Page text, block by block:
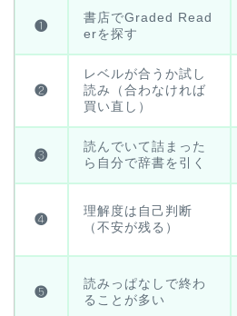
❶
書店でGraded Read
erを探す
❷
レベルが合うか試し
読み（合わなければ
買い直し）
❸
読んでいて詰まった
ら自分で辞書を引く
❹
理解度は自己判断
（不安が残る）
❺
読みっぱなしで終わ
ることが多い